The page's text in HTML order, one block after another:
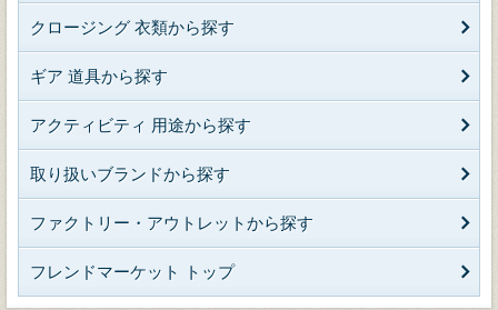
クロージング 衣類から探す
ギア 道具から探す
アクティビティ 用途から探す
取り扱いブランドから探す
ファクトリー・アウトレットから探す
フレンドマーケット トップ